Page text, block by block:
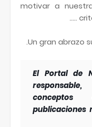
motivar a
Un gran abrazo
El Portal de
publicaciones